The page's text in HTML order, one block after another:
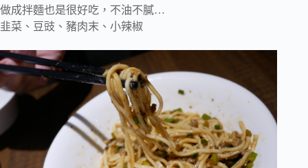
做成拌麵也是很好吃，不油不膩…
韭菜、豆豉、豬肉末、小辣椒